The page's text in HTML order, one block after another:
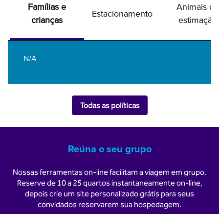
Famílias e
crianças
Estacionamento
Animais de
estimação
N/A
Todas as políticas
Reúna o seu grupo
Nossas ferramentas on-line facilitam a viagem em grupo.
Reserve de 10 a 25 quartos instantaneamente on-line,
depois crie um site personalizado grátis para seus
convidados reservarem sua hospedagem.